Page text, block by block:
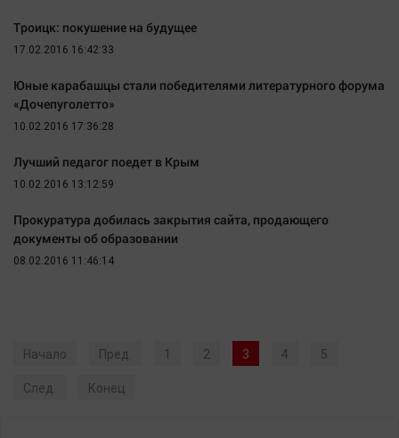
Троицк: покушение на будущее
17.02.2016 16:42:33
Юные карабашцы стали победителями литературного форума
«Дочепуголетто»
10.02.2016 17:36:28
Лучший педагог поедет в Крым
10.02.2016 13:12:59
Прокуратура добилась закрытия сайта, продающего
документы об образовании
08.02.2016 11:46:14
Начало Пред. 1 2 3 4 5
След. Конец